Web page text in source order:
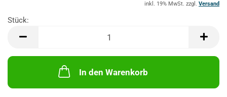
inkl. 19% MwSt. zzgl. Versand
Stück:
In den Warenkorb